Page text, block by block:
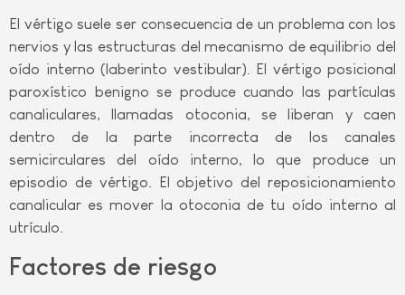
El vértigo suele ser consecuencia de un problema con los
nervios y las estructuras del mecanismo de equilibrio del
oído interno (laberinto vestibular). El vértigo posicional
paroxístico benigno se produce cuando las partículas
canaliculares, llamadas otoconia, se liberan y caen
dentro de la parte incorrecta de los canales
semicirculares del oído interno, lo que produce un
episodio de vértigo. El objetivo del reposicionamiento
canalicular es mover la otoconia de tu oído interno al
utrículo.
Factores de riesgo